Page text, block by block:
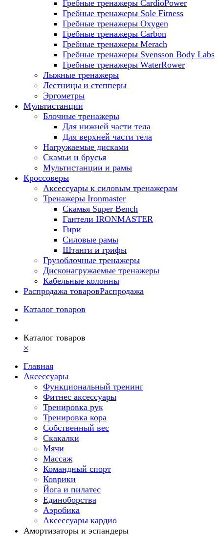
Гребные тренажеры CardioPower
Гребные тренажеры Sole Fitness
Гребные тренажеры Oxygen
Гребные тренажеры Carbon
Гребные тренажеры Merach
Гребные тренажеры Svensson Body Labs
Гребные тренажеры WaterRower
Лыжные тренажеры
Лестницы и степперы
Эргометры
Мультистанции
Блочные тренажеры
Для нижней части тела
Для верхней части тела
Нагружаемые дисками
Скамьи и брусья
Мультистанции и рамы
Кроссоверы
Аксессуары к силовым тренажерам
Тренажеры Ironmaster
Скамья Super Bench
Гантели IRONMASTER
Гири
Силовые рамы
Штанги и грифы
Грузоблочные тренажеры
Дисконагружаемые тренажеры
Кабельные колонны
Распродажа товаровРаспродажа
Каталог товаров
Каталог товаров
×
Главная
Аксессуары
Функциональный тренинг
Фитнес аксессуары
Тренировка рук
Тренировка кора
Собственный вес
Скакалки
Мячи
Массаж
Командный спорт
Коврики
Йога и пилатес
Единоборства
Аэробика
Аксессуары кардио
Амортизаторы и эспандеры